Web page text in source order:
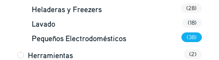
Heladeras y Freezers (28)
Lavado (18)
Pequeños Electrodomésticos (38)
Herramientas (2)